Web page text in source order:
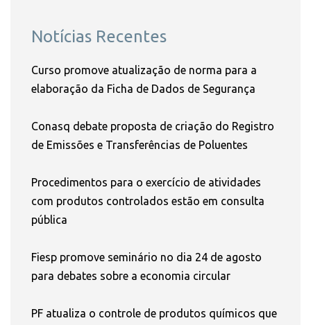
Notícias Recentes
Curso promove atualização de norma para a
elaboração da Ficha de Dados de Segurança
Conasq debate proposta de criação do Registro
de Emissões e Transferências de Poluentes
Procedimentos para o exercício de atividades
com produtos controlados estão em consulta
pública
Fiesp promove seminário no dia 24 de agosto
para debates sobre a economia circular
PF atualiza o controle de produtos químicos que